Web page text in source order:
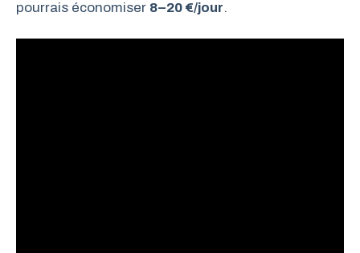
pourrais économiser 8–20 €/jour.